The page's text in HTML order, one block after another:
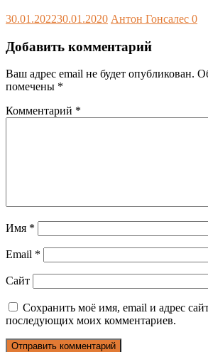
30.01.202230.01.2020 Антон Гонсалес 0
Добавить комментарий
Ваш адрес email не будет опубликован.
помечены *
Комментарий *
Имя *
Email *
Сайт
Сохранить моё имя, email и адрес
последующих моих комментариев.